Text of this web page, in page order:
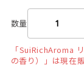
数量
「SuiRichAroma
の香り）」は現在